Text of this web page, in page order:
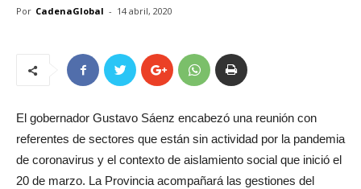
Por CadenaGlobal - 14 abril, 2020
El gobernador Gustavo Sáenz encabezó una reunión con
referentes de sectores que están sin actividad por la pandemia
de coronavirus y el contexto de aislamiento social que inició el
20 de marzo. La Provincia acompañará las gestiones del